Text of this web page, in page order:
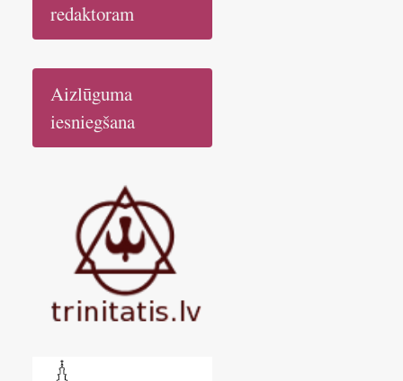
redaktoram
Aizlūguma
iesniegšana